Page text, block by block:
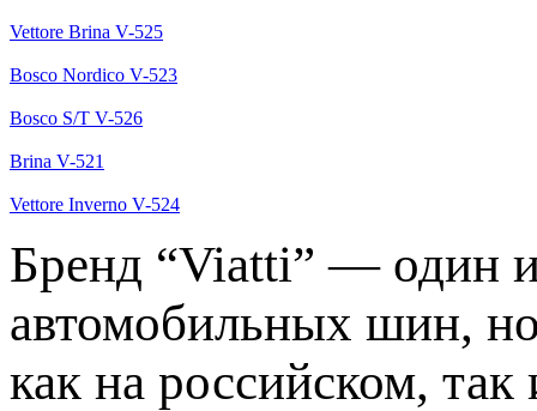
Vettore Brina V-525
Bosco Nordico V-523
Bosco S/T V-526
Brina V-521
Vettore Inverno V-524
Бренд “Viatti” — один
автомобильных шин,
как на российском,